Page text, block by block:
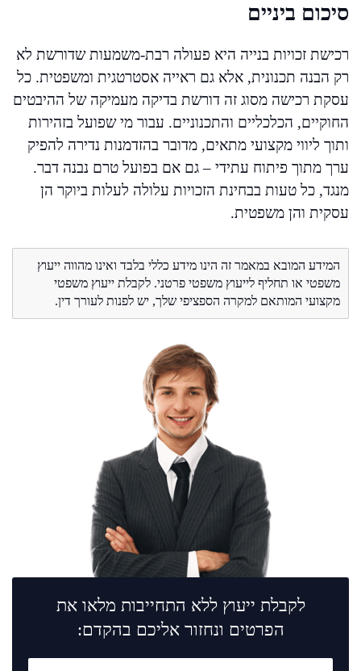
סיכום ביניים
רכישת זכויות בנייה היא פעולה רבת-משמעות שדורשת לא
רק הבנה תכנונית, אלא גם ראייה אסטרטגית ומשפטית. כל
עסקת רכישה מסוג זה דורשת בדיקה מעמיקה של ההיבטים
החוקיים, הכלכליים והתכנוניים. עבור מי שפועל בזהירות
ותוך ליווי מקצועי מתאים, מדובר בהזדמנות נדירה להפיק
ערך מתוך פיתוח עתידי – גם אם בפועל טרם נבנה דבר.
מנגד, כל טעות בבחינת הזכויות עלולה לעלות ביוקר הן
עסקית והן משפטית.
המידע המובא במאמר זה הינו מידע כללי בלבד ואינו מהווה ייעוץ
משפטי או תחליף לייעוץ משפטי פרטני. לקבלת ייעוץ משפטי
מקצועי המותאם למקרה הספציפי שלך, יש לפנות לעורך דין.
לקבלת ייעוץ ללא התחייבות מלאו את
הפרטים ונחזור אליכם בהקדם: